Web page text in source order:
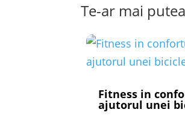
Te-ar mai
Fitness in
ajutorul unei